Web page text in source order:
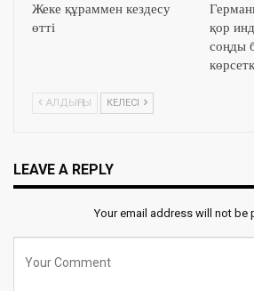
Жеке құраммен кездесу
өтті
қор
соңды
АЛДЫҢҒЫ КЕЛЕСІ
LEAVE A REPLY
Your email address will not be